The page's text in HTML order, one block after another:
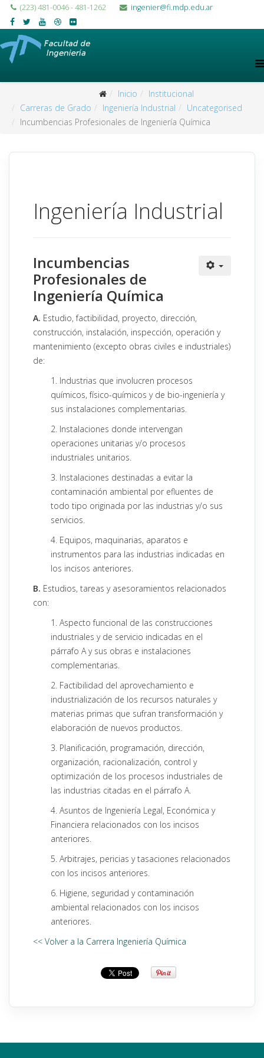
(223) 481-0046 - 481-1262 ingenier@fi.mdp.edu.ar
Inicio
Institucional
Carreras de Grado
Ingeniería Industrial
Uncategorised
Incumbencias Profesionales de Ingeniería Química
Ingeniería Industrial
Incumbencias
Profesionales de
Ingeniería Química
A. Estudio, factibilidad, proyecto, dirección,
construcción, instalación, inspección, operación y
mantenimiento (excepto obras civiles e industriales)
de:
1. Industrias que involucren procesos
químicos, físico-químicos y de bio-ingeniería y
sus instalaciones complementarias.
2. Instalaciones donde intervengan
operaciones unitarias y/o procesos
industriales unitarios.
3. Instalaciones destinadas a evitar la
contaminación ambiental por efluentes de
todo tipo originada por las industrias y/o sus
servicios.
4. Equipos, maquinarias, aparatos e
instrumentos para las industrias indicadas en
los incisos anteriores.
B. Estudios, tareas y asesoramientos relacionados
con:
1. Aspecto funcional de las construcciones
industriales y de servicio indicadas en el
párrafo A y sus obras e instalaciones
complementarias.
2. Factibilidad del aprovechamiento e
industrialización de los recursos naturales y
materias primas que sufran transformación y
elaboración de nuevos productos.
3. Planificación, programación, dirección,
organización, racionalización, control y
optimización de los procesos industriales de
las industrias citadas en el párrafo A.
4. Asuntos de Ingeniería Legal, Económica y
Financiera relacionados con los incisos
anteriores.
5. Arbitrajes, pericias y tasaciones relacionados
con los incisos anteriores.
6. Higiene, seguridad y contaminación
ambiental relacionados con los incisos
anteriores.
<< Volver a la Carrera Ingeniería Química